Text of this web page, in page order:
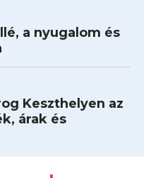
a nyugalom és
Keszthelyen az
árak és